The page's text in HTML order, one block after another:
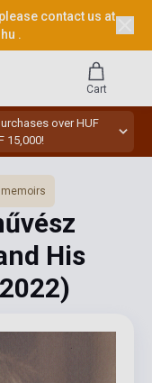
contact us at
.
over HUF
15,000!
Cart
His